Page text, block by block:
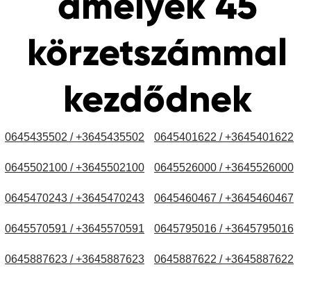
körzetszámmal
kezdődnek
0645435502 / +3645435502 0645401622 / +3645401622
0645502100 / +3645502100 0645526000 / +3645526000
0645470243 / +3645470243 0645460467 / +3645460467
0645570591 / +3645570591 0645795016 / +3645795016
0645887623 / +3645887623 0645887622 / +3645887622